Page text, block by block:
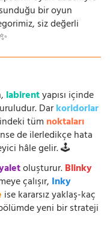
bir oyun
siz değerli
labirentyapısı içinde
Darkoridorlar
tüm noktaları
de ilerledikçe hata
hâle gelir. 🕹️
oluşturur.Blinky
çalışır,Inky
ise kararsız yaklaş-kaç
yeni bir strateji